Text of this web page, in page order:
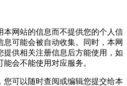
网站的信息而不提供您的个人信
息可能会被自动收集。同时，本网
提供相关注册信息后方能使用，如
会不能使用对应服务。
可以随时查阅或编辑您提交给本